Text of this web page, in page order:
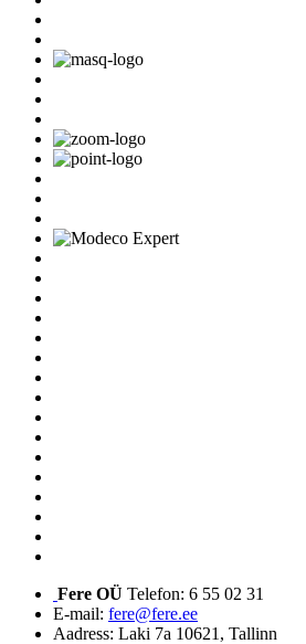
Fere OÜ Telefon: 6 55 02 31
E-mail: fere@fere.ee
Aadress: Laki 7a 10621, Tallinn